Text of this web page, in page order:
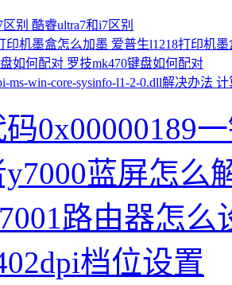
酷睿ultra7和i7区别
爱普生l1218打印机
罗技mk470键盘如何配对
计
0x00000189
蓝屏怎么
路由器怎么
档位设置